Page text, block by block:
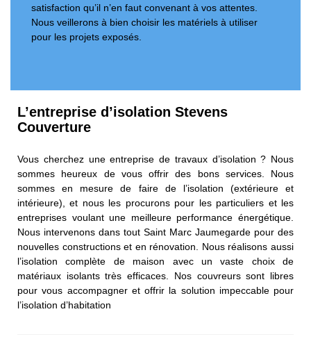
satisfaction qu’il n’en faut convenant à vos attentes.
Nous veillerons à bien choisir les matériels à utiliser
pour les projets exposés.
L’entreprise d’isolation Stevens
Couverture
Vous cherchez une entreprise de travaux d’isolation ? Nous
sommes heureux de vous offrir des bons services. Nous
sommes en mesure de faire de l’isolation (extérieure et
intérieure), et nous les procurons pour les particuliers et les
entreprises voulant une meilleure performance énergétique.
Nous intervenons dans tout Saint Marc Jaumegarde pour des
nouvelles constructions et en rénovation. Nous réalisons aussi
l’isolation complète de maison avec un vaste choix de
matériaux isolants très efficaces. Nos couvreurs sont libres
pour vous accompagner et offrir la solution impeccable pour
l’isolation d’habitation